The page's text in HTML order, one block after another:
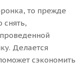
то прежде
снять,
Делается
сэкономить